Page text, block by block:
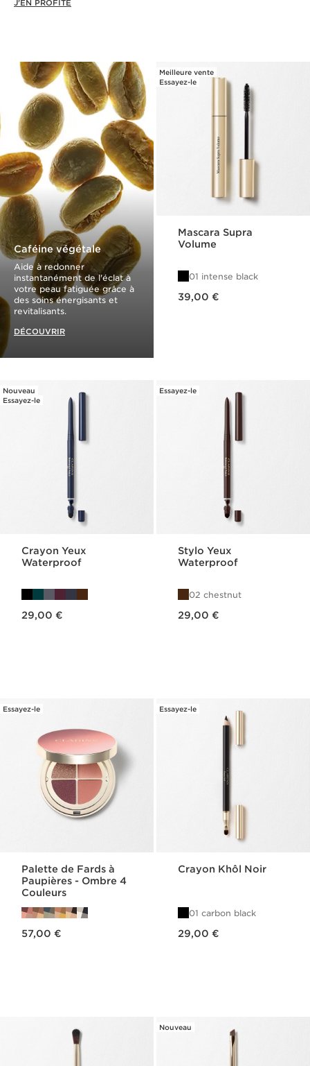
J'EN PROFITE
Caféine végétale
Aide à redonner
instantanément de l'éclat à
votre peau fatiguée grâce à
des soins énergisants et
revitalisants.
DÉCOUVRIR
Meilleure vente
Essayez-le
Mascara Supra
Volume
01 intense black
39,00 €
Nouveau
Essayez-le
Crayon Yeux
Waterproof
29,00 €
Essayez-le
Stylo Yeux
Waterproof
02 chestnut
29,00 €
Essayez-le
Palette de Fards à
Paupières - Ombre 4
Couleurs
57,00 €
Essayez-le
Crayon Khôl Noir
01 carbon black
29,00 €
Nouveau